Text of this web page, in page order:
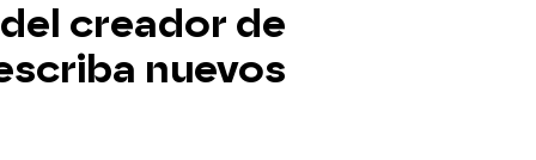
creador de
nuevos